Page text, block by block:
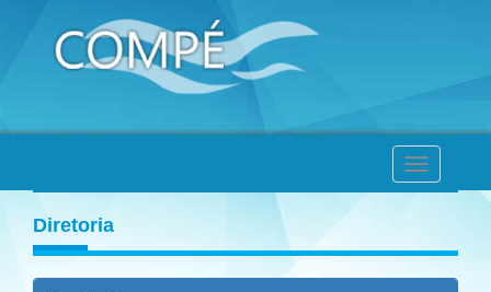
Toggle
navigation
Diretoria